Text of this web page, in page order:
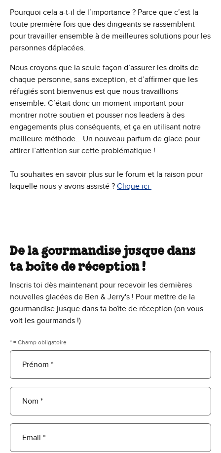
Pourquoi cela a-t-il de l’importance ? Parce que c’est la
toute première fois que des dirigeants se rassemblent
pour travailler ensemble à de meilleures solutions pour les
personnes déplacées.
Nous croyons que la seule façon d’assurer les droits de
chaque personne, sans exception, et d’affirmer que les
réfugiés sont bienvenus est que nous travaillions
ensemble. C’était donc un moment important pour
montrer notre soutien et pousser nos leaders à des
engagements plus conséquents, et ça en utilisant notre
meilleure méthode… Un nouveau parfum de glace pour
attirer l’attention sur cette problématique !
Tu souhaites en savoir plus sur le forum et la raison pour
laquelle nous y avons assisté ? Clique ici
De la gourmandise jusque dans
ta boîte de réception !
Inscris toi dès maintenant pour recevoir les dernières
nouvelles glacées de Ben & Jerry's ! Pour mettre de la
gourmandise jusque dans ta boîte de réception (on vous
voit les gourmands !)
* = Champ obligatoire
Prénom *
Nom *
Email *